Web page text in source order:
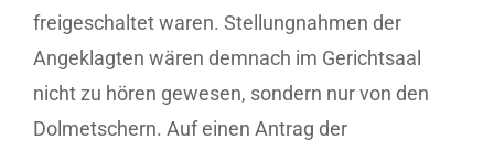
freigeschaltet waren. Stellungnahmen der
Angeklagten wären demnach im Gerichtsaal
nicht zu hören gewesen, sondern nur von den
Dolmetschern. Auf einen Antrag der